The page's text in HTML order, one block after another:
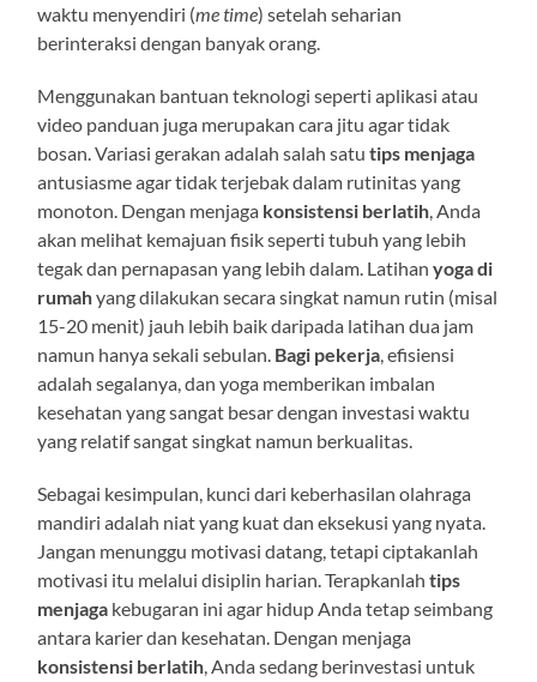
waktu menyendiri (me time) setelah seharian
berinteraksi dengan banyak orang.
Menggunakan bantuan teknologi seperti aplikasi atau
video panduan juga merupakan cara jitu agar tidak
bosan. Variasi gerakan adalah salah satutips menjaga
antusiasme agar tidak terjebak dalam rutinitas yang
monoton. Dengan menjaga konsistensi berlatih, Anda
akan melihat kemajuan fisik seperti tubuh yang lebih
tegak dan pernapasan yang lebih dalam. Latihanyoga di
rumahyang dilakukan secara singkat namun rutin (misal
15-20 menit) jauh lebih baik daripada latihan dua jam
namun hanya sekali sebulan. Bagi pekerja, efisiensi
adalah segalanya, dan yoga memberikan imbalan
kesehatan yang sangat besar dengan investasi waktu
yang relatif sangat singkat namun berkualitas.
Sebagai kesimpulan, kunci dari keberhasilan olahraga
mandiri adalah niat yang kuat dan eksekusi yang nyata.
Jangan menunggu motivasi datang, tetapi ciptakanlah
motivasi itu melalui disiplin harian. Terapkanlahtips
menjaga kebugaran ini agar hidup Anda tetap seimbang
antara karier dan kesehatan. Dengan menjaga
konsistensi berlatih, Anda sedang berinvestasi untuk